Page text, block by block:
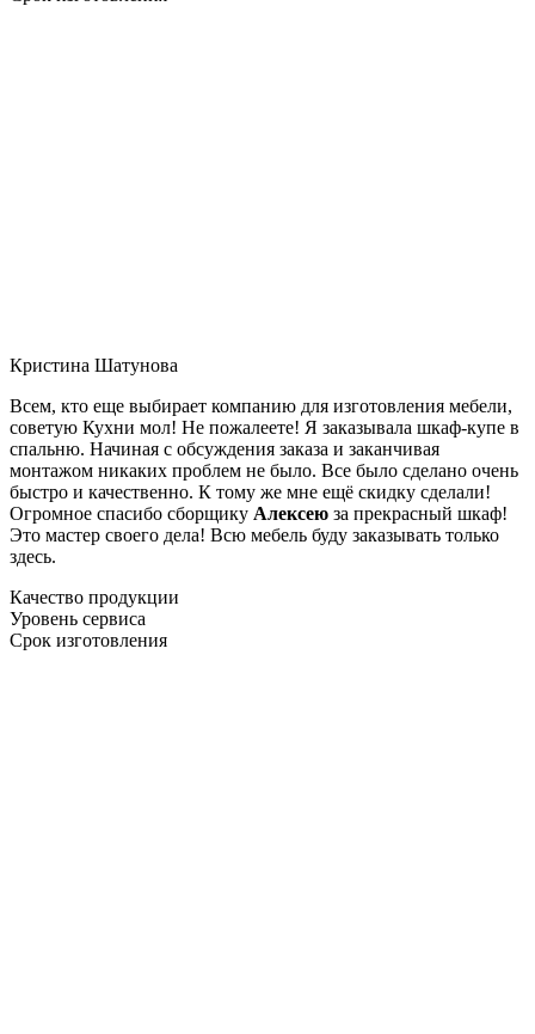
Кристина Шатунова
Всем, кто еще выбирает компанию для изготовления мебели,
советую Кухни мол! Не пожалеете! Я заказывала шкаф-купе в
спальню. Начиная с обсуждения заказа и заканчивая
монтажом никаких проблем не было. Все было сделано очень
быстро и качественно. К тому же мне ещё скидку сделали!
Огромное спасибо сборщику Алексею за прекрасный шкаф!
Это мастер своего дела! Всю мебель буду заказывать только
здесь.
Качество продукции
Уровень сервиса
Срок изготовления